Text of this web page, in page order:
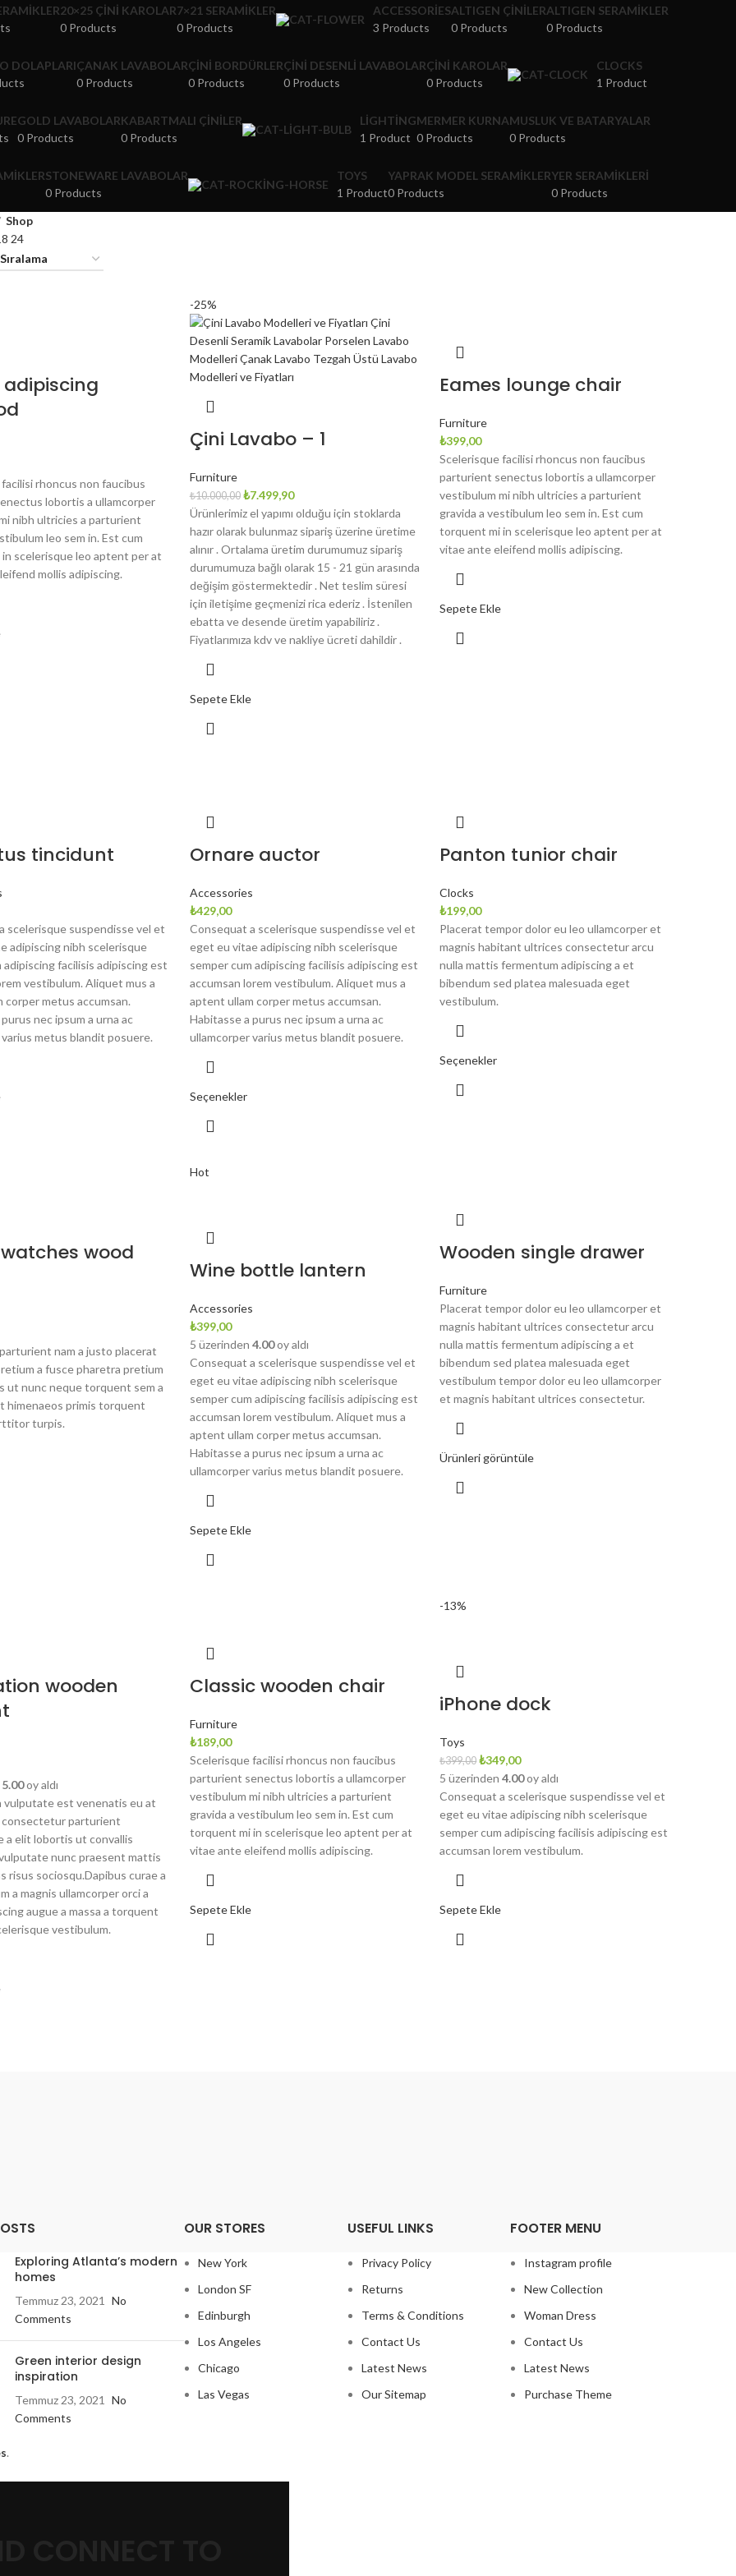
20×25 ÇINI KAROLAR
0 Products
7×21 SERAMIKLER
0 Products
ACCESSORIES
3 Products
ALTIGEN ÇINILER
0 Products
ALTIGEN SERAMIKLER
0 Products
DOLAPLARIÇANAK LAVABOLAR
0 Products
ÇINI BORDÜRLER
0 Products
ÇINI DESENLI LAVABOLAR
0 Products
ÇINI KAROLAR
0 Products
CLOCKS
1 Product
GOLD LAVABOLAR
0 Products
KABARTMALI ÇINILER
0 Products
LIGHTING
1 Product
MERMER KURNA
0 Products
MUSLUK VE BATARYALAR
0 Products
STONEWARE LAVABOLAR
0 Products
TOYS
1 Product
YAPRAK MODEL SERAMIKLER
0 Products
YER SERAMIKLERI
0 Products
Shop
24
rhoncus non faucibus
lobortis a ullamcorper
nibh ultricies a parturient
leo sem in. Est cum
scelerisque leo aptent per at
mollis adipiscing.
-25%
Çini Lavabo – 1
Furniture
₺10.000,00 Orijinal
fiyat:
₺10.000,00.
₺7.499,90Şu
andaki
fiyat:
₺7.499,90.
Ürünlerimiz el yapımı olduğu için stoklarda
hazır olarak bulunmaz sipariş üzerine üretime
alınır . Ortalama üretim durumumuz sipariş
durumumuza bağlı olarak 15 - 21 gün arasında
değişim göstermektedir . Net teslim süresi
için iletişime geçmenizi rica ederiz . İstenilen
ebatta ve desende üretim yapabiliriz .
Fiyatlarımıza kdv ve nakliye ücreti dahildir .
Sepete Ekle
Eames lounge chair
Furniture
₺399,00
Scelerisque facilisi rhoncus non faucibus
parturient senectus lobortis a ullamcorper
vestibulum mi nibh ultricies a parturient
gravida a vestibulum leo sem in. Est cum
torquent mi in scelerisque leo aptent per at
vitae ante eleifend mollis adipiscing.
Sepete Ekle
tincidunt
scelerisque suspendisse vel et
adipiscing nibh scelerisque
adipiscing facilisis adipiscing est
vestibulum. Aliquet mus a
corper metus accumsan.
nec ipsum a urna ac
metus blandit posuere.
Ornare auctor
Accessories
₺429,00
Consequat a scelerisque suspendisse vel et
eget eu vitae adipiscing nibh scelerisque
semper cum adipiscing facilisis adipiscing est
accumsan lorem vestibulum. Aliquet mus a
aptent ullam corper metus accumsan.
Habitasse a purus nec ipsum a urna ac
ullamcorper varius metus blandit posuere.
Seçenekler
Panton tunior chair
Clocks
₺199,00
Placerat tempor dolor eu leo ullamcorper et
magnis habitant ultrices consectetur arcu
nulla mattis fermentum adipiscing a et
bibendum sed platea malesuada eget
vestibulum.
Seçenekler
wood
nam a justo placerat
a fusce pharetra pretium
ut nunc neque torquent sem a
himenaeos primis torquent
turpis.
Hot
Wine bottle lantern
Accessories
₺399,00
5 üzerinden 4.00oy aldı
Consequat a scelerisque suspendisse vel et
eget eu vitae adipiscing nibh scelerisque
semper cum adipiscing facilisis adipiscing est
accumsan lorem vestibulum. Aliquet mus a
aptent ullam corper metus accumsan.
Habitasse a purus nec ipsum a urna ac
ullamcorper varius metus blandit posuere.
Sepete Ekle
Wooden single drawer
Furniture
Placerat tempor dolor eu leo ullamcorper et
magnis habitant ultrices consectetur arcu
nulla mattis fermentum adipiscing a et
bibendum sed platea malesuada eget
vestibulum tempor dolor eu leo ullamcorper
et magnis habitant ultrices consectetur.
Ürünleri görüntüle
wooden
5.00oy aldı
vulputate est venenatis eu at
consectetur parturient
a elit lobortis ut convallis
nunc praesent mattis
risus sociosqu.Dapibus curae a
a magnis ullamcorper orci a
augue a massa a torquent
vestibulum.
Classic wooden chair
Furniture
₺189,00
Scelerisque facilisi rhoncus non faucibus
parturient senectus lobortis a ullamcorper
vestibulum mi nibh ultricies a parturient
gravida a vestibulum leo sem in. Est cum
torquent mi in scelerisque leo aptent per at
vitae ante eleifend mollis adipiscing.
Sepete Ekle
-13%
iPhone dock
Toys
₺399,00 Orijinal
fiyat:
₺399,00.
₺349,00Şu
andaki
fiyat:
₺349,00.
5 üzerinden4.00oy aldı
Consequat a scelerisque suspendisse vel et
eget eu vitae adipiscing nibh scelerisque
semper cum adipiscing facilisis adipiscing est
accumsan lorem vestibulum.
Sepete Ekle
Exploring Atlanta’s modern
homes
Temmuz 23, 2021 No
Comments
Green interior design
inspiration
Temmuz 23, 2021 No
Comments
OUR STORES
New York
London SF
Edinburgh
Los Angeles
Chicago
Las Vegas
USEFUL LINKS
Privacy Policy
Returns
Terms & Conditions
Contact Us
Latest News
Our Sitemap
FOOTER MENU
Instagram profile
New Collection
Woman Dress
Contact Us
Latest News
Purchase Theme
.